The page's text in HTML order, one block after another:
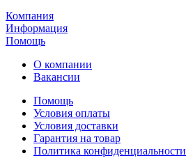
Компания
Информация
Помощь
О компании
Вакансии
Помощь
Условия оплаты
Условия доставки
Гарантия на товар
Политика конфиденциальности